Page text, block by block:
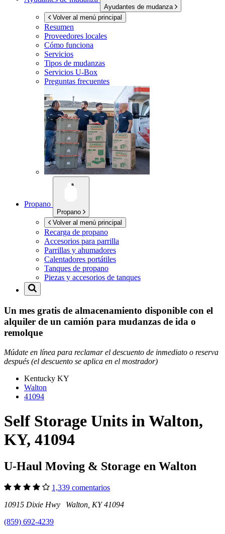
Ayudantes de mudanza
Volver al menú principal
Resumen
Proveedores locales
Cómo funciona
Servicios
Tipos de mudanzas
Servicios U-Box
Preguntas frecuentes
Propano
Propano
Volver al menú principal
Recarga de propano
Accesorios para parrilla
Parrillas y ahumadores
Calentadores portátiles
Tanques de propano
Piezas y accesorios de tanques
Un mes gratis de almacenamiento disponible con el
alquiler de un camión para mudanzas de ida o
remolque
Múdate en línea para reclamar el descuento de inmediato o reserva
después (el descuento se aplica en el mostrador)
Kentucky KY
Walton
41094
Self Storage Units in Walton,
KY, 41094
U-Haul Moving & Storage en Walton
1,339 comentarios
10915 Dixie Hwy Walton, KY 41094
(859) 692-4239